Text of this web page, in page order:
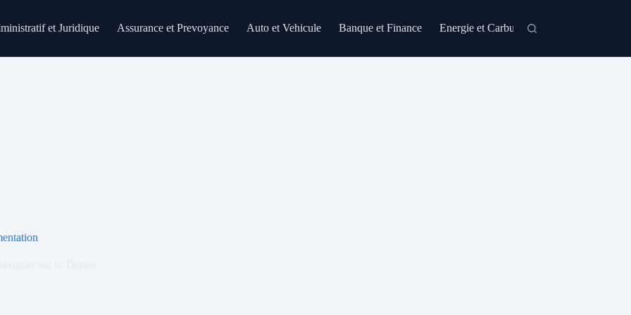
et Juridique Assurance et Prevoyance Auto et Vehicule Banque et Finance Energie et Carburant